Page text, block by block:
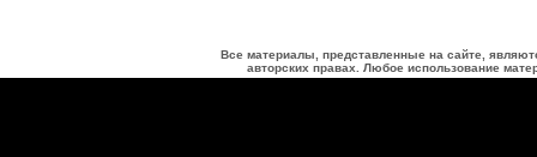
Все материалы, представленные на сайте,
авторских правах. Любое использование